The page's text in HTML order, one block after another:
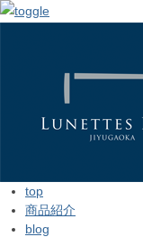
top
商品紹介
blog